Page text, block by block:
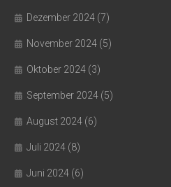
Dezember 2024 (7)
November 2024 (5)
Oktober 2024 (3)
September 2024 (5)
August 2024 (6)
Juli 2024 (8)
Juni 2024 (6)